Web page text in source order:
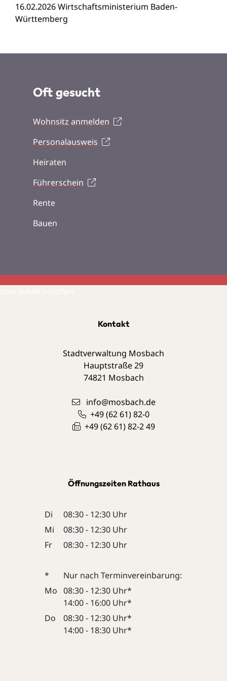
16.02.2026 Wirtschaftsministerium Baden-
Württemberg
Oft gesucht
Wohnsitz anmelden
Personalausweis
Heiraten
Führerschein
Rente
Bauen
Kontakt
Stadtverwaltung Mosbach
Hauptstraße 29
74821 Mosbach
info@mosbach.de
+49 (62 61) 82-0
+49 (62 61) 82-2 49
Öffnungszeiten Rathaus
Di
08:30 - 12:30 Uhr
Mi
08:30 - 12:30 Uhr
Fr
08:30 - 12:30 Uhr
*
Nur nach Terminvereinbarung:
Mo 08:30 - 12:30 Uhr*
14:00 - 16:00 Uhr*
Do
08:30 - 12:30 Uhr*
14:00 - 18:30 Uhr*